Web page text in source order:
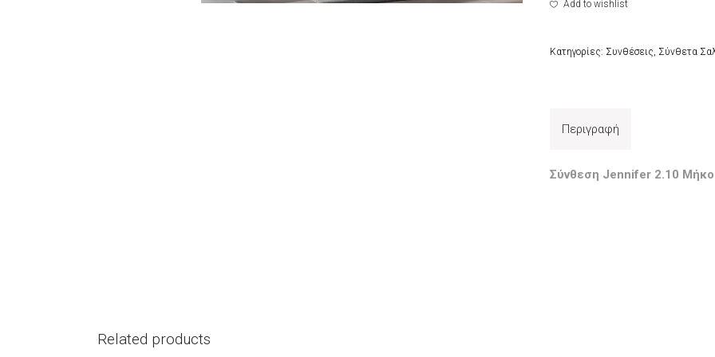
Add to wishlist
Κατηγορίες: Συνθέσεις, Σύνθετα
Περιγραφή
Σύνθεση Jennifer 2.10
Related products